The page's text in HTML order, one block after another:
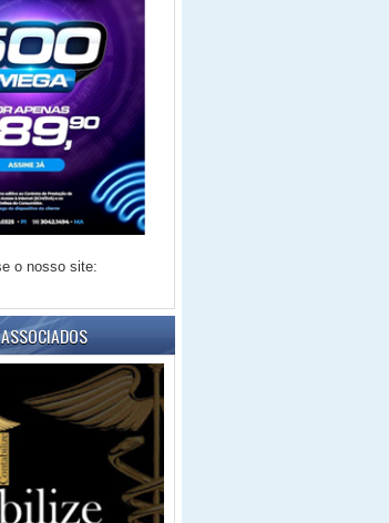
o nosso site: